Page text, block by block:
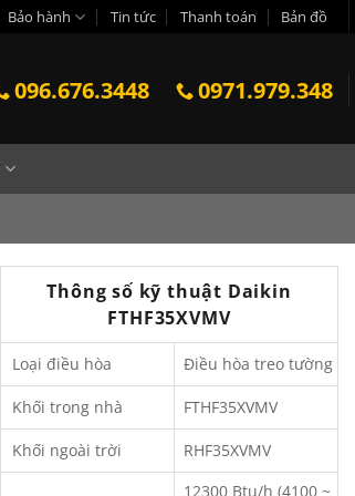
Bảo hành Tin tức Thanh toán Bản đồ
096.676.3448 0971.979.348
Thông số kỹ thuật Daikin
FTHF35XVMV
Loại điều hòa Điều hòa treo tường
Khối trong nhà FTHF35XVMV
Khối ngoài trời RHF35XVMV
12300 Btu/h (4100 ~